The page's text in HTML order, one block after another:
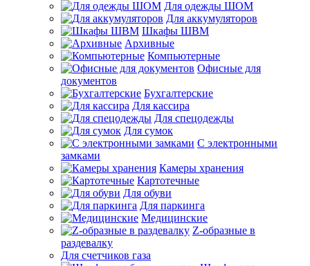
Для одежды ШОМ
Для аккумуляторов
Шкафы ШВМ
Архивные
Компьютерные
Офисные для
документов
Бухгалтерские
Для кассира
Для спецодежды
Для сумок
С электронными
замками
Камеры хранения
Картотечные
Для обуви
Для паркинга
Медицинские
Z-образные в
раздевалку
Для счетчиков газа